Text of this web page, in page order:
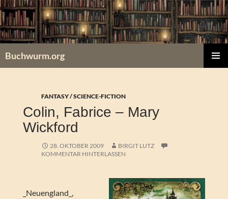
Zum
Inhalt
springen
Buchwurm.org
FANTASY / SCIENCE-FICTION
Colin, Fabrice – Mary
Wickford
28. OKTOBER 2009
BIRGIT LUTZ
KOMMENTAR HINTERLASSEN
_Neuengland_,